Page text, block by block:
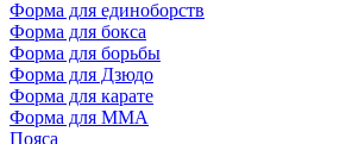
Форма для единоборств
Форма для бокса
Форма для борьбы
Форма для Дзюдо
Форма для карате
Форма для MMA
Пояса